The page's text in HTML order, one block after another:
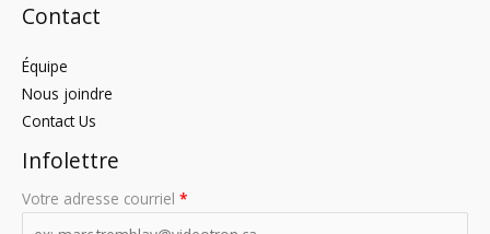
Contact
Équipe
Nous joindre
Contact Us
Infolettre
Votre adresse courriel *